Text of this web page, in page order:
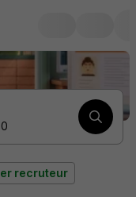
recruteur